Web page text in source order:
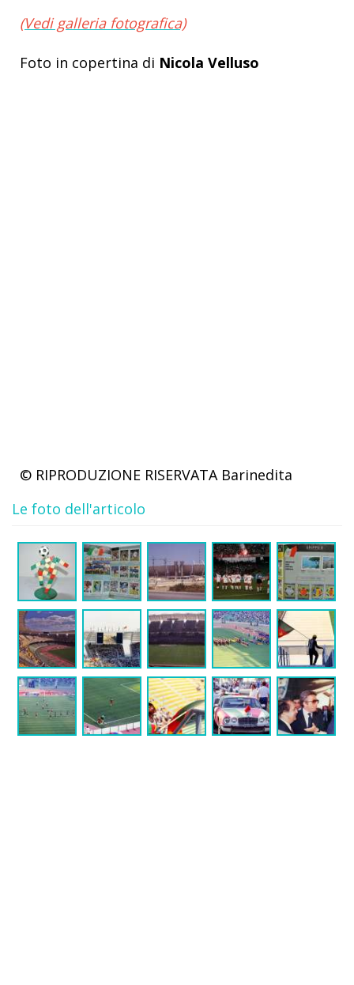
(Vedi galleria fotografica)
Foto in copertina di Nicola Velluso
© RIPRODUZIONE RISERVATA Barinedita
Le foto dell'articolo